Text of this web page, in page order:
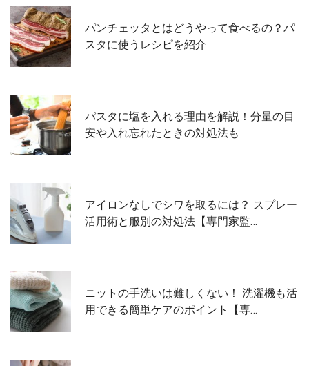
パンチェッタとはどうやって食べるの？パ
スタに使うレシピを紹介
パスタに塩を入れる理由を解説！分量の目
安や入れ忘れたときの対処法も
アイロンなしでシワを取るには？ スプレー
活用術と服別の対処法【専門家監…
ニットの手洗いは難しくない！ 洗濯機も活
用できる簡単ケアのポイント【専…